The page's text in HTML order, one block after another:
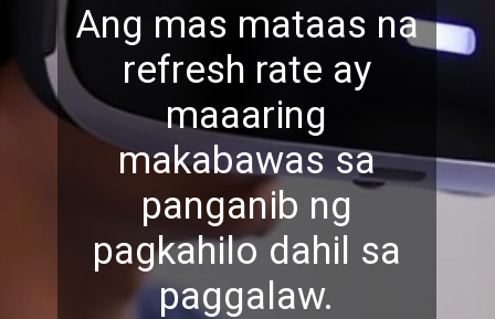
Ang mas mataas na
refresh rate ay
maaaring
makabawas sa
panganib ng
pagkahilo dahil sa
paggalaw.